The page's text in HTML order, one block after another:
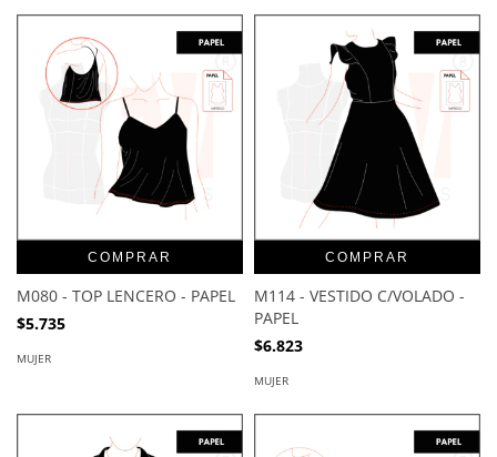
COMPRAR
M080 - TOP LENCERO - PAPEL
$5.735
MUJER
COMPRAR
M114 - VESTIDO C/VOLADO -
PAPEL
$6.823
MUJER